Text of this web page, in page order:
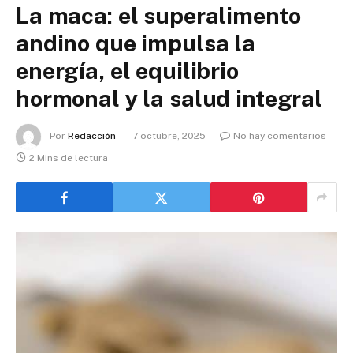
La maca: el superalimento
andino que impulsa la
energía, el equilibrio
hormonal y la salud integral
Por Redacción 7 octubre, 2025
No hay comentarios
2 Mins de lectura